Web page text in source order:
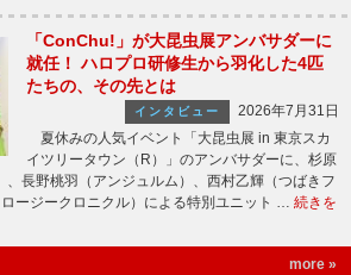
「ConChu!」が大昆虫展アンバサダーに
就任！ ハロプロ研修生から羽化した4匹
たちの、その先とは
インタビュー
2026年7月31日
夏休みの人気イベント「大昆虫展 in 東京スカ
イツリータウン（R）」のアンバサダーに、杉原
、長野桃羽（アンジュルム）、西村乙輝（つばきフ
ージークロニクル）による特別ユニット … 続きを
more »